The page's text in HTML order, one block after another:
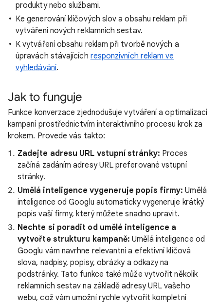
produkty nebo službami.
Ke generování klíčových slov a obsahu reklam při
vytváření nových reklamních sestav.
K vytváření obsahu reklam při tvorbě nových a
úpravách stávajících responzivních reklam ve
vyhledávání.
Jak to funguje
Funkce konverzace zjednodušuje vytváření a optimalizaci
kampaní prostřednictvím interaktivního procesu krok za
krokem. Provede vás takto:
Zadejte adresu URL vstupní stránky: Proces
začíná zadáním adresy URL preferované vstupní
stránky.
Umělá inteligence vygeneruje popis firmy: Umělá
inteligence od Googlu automaticky vygeneruje krátký
popis vaší firmy, který můžete snadno upravit.
Nechte si poradit od umělé inteligence a
vytvořte strukturu kampaně: Umělá inteligence od
Googlu vám navrhne relevantní a efektivní klíčová
slova, nadpisy, popisy, obrázky a odkazy na
podstránky. Tato funkce také může vytvořit několik
reklamních sestav na základě adresy URL vašeho
webu, což vám umožní rychle vytvořit kompletní